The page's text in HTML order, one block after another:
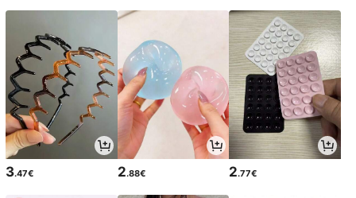
3.47€ 2.88€ 2.77€